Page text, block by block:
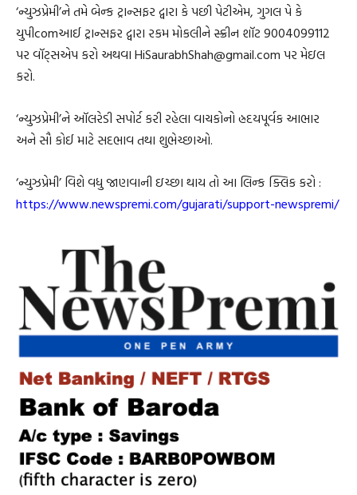
‘ન્યુઝપ્રેમી’ને તમે બેન્ક ટ્રાન્સફર દ્વારા કે પછી પેટીએમ, ગુગલ પે કે
યુપીcomઆઈ ટ્રાન્સફર દ્વારા રકમ મોકલીને સ્ક્રીન શૉટ 9004099112
પર વૉટ્સએપ કરો અથવા HiSaurabhShah@gmail.com પર મેઇલ
કરો.
‘ન્યુઝપ્રેમી’ને ઑલરેડી સપોર્ટ કરી રહેલા વાચકોનો હ્રદયપૂર્વક આભાર
અને સૌ કોઈ માટે સદભાવ તથા શુભેચ્છાઓ.
‘ન્યુઝપ્રેમી’ વિશે વધુ જાણવાની ઇચ્છા થાય તો આ લિન્ક ક્લિક કરો :
https://www.newspremi.com/gujarati/support-newspremi/